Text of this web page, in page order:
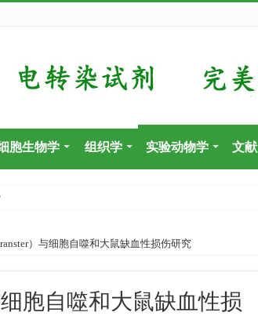
胞生物学 组织学 实验动物学 文献
）与细胞自噬和大鼠缺血性损伤研究
胞自噬和大鼠缺血性损